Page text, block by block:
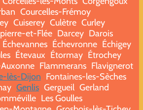
Courcelles-Frémoy
Cuiserey Culètre Curley
et-Flée Darcey Darois
Échevannes Échevronne Échigey
Étevaux Étormay Étrochey
Flammerans Flavignerot
lès-Dijon Fontaines-les-Sèches
Genlis Gergueil Gerland
Les Goulles